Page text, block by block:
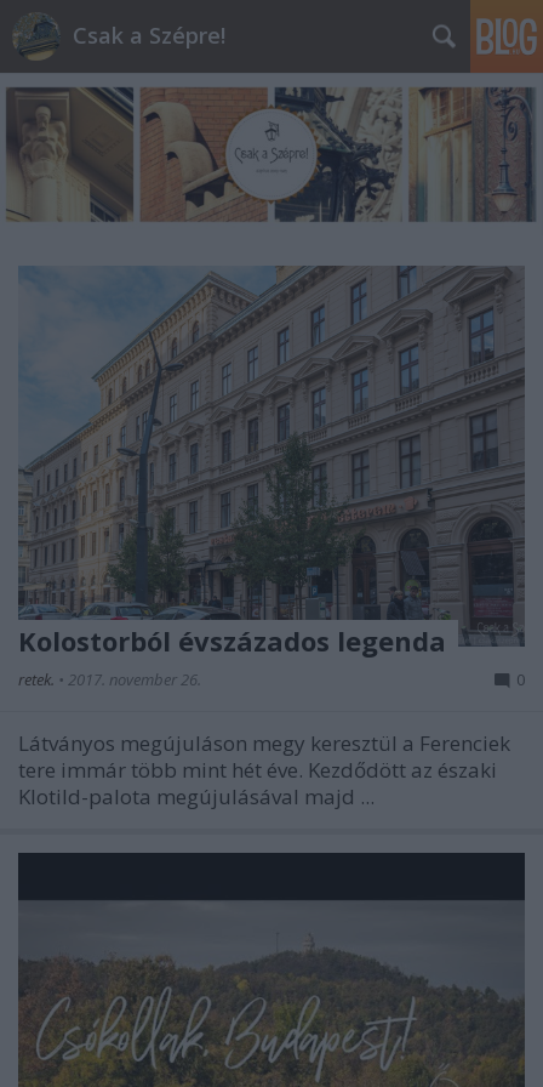
Csak a Szépre!
Kolostorból évszázados legenda
retek. • 2017. november 26. 0
Látványos megújuláson megy keresztül a Ferenciek
tere immár több mint hét éve. Kezdődött az északi
Klotild-palota megújulásával majd ...